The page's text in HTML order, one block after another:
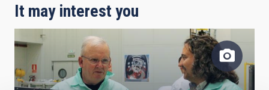
It may interest you